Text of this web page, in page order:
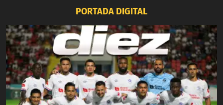
PORTADA DIGITAL